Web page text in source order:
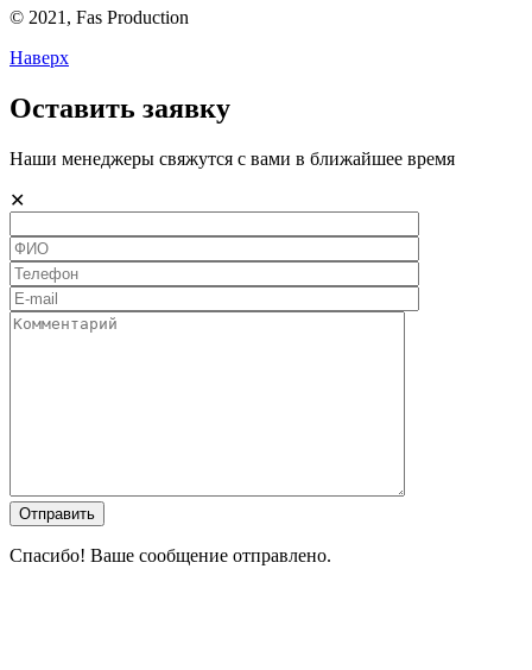
© 2021, Fas Production
Наверх
Оставить заявку
Наши менеджеры свяжутся с вами в ближайшее время
✕
Спасибо! Ваше сообщение отправлено.